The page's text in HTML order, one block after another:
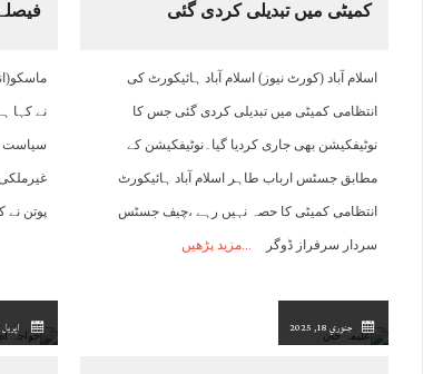
کمیٹی میں تبدیلی کردی گئی
اسلام آباد (کورٹ نیوز) اسلام آباد ہائیکورٹ کی
انتظامی کمیٹی میں تبدیلی کردی گئی جس کا
نوٹیفکیشن بھی جاری کردیا گیا۔نوٹیفکیشن کے
مطابق جسٹس ارباب طاہر اسلام آباد ہائیکورٹ
انتظامی کمیٹی کا حصہ نہیں رہے ،چیف جسٹس
سردار سرفراز ڈوگر مزید پڑھیں
نے کہا
سیاست
پوتن نے
جنوري 18, 2025 اپریل 30, 2023